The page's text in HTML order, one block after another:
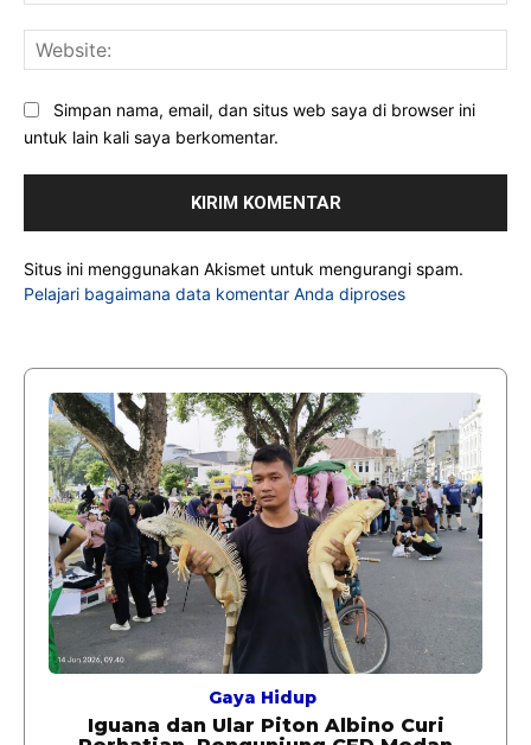
Simpan nama, email, dan situs web saya di browser ini
untuk lain kali saya berkomentar.
Situs ini menggunakan Akismet untuk mengurangi spam.
Pelajari bagaimana data komentar Anda diproses
Gaya Hidup
Iguana dan Ular Piton Albino Curi